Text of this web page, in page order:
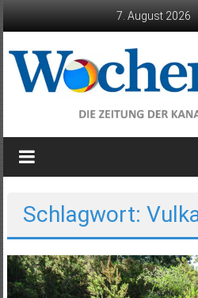
7. August 2026
Wochenblatt
die
Kanarischen
Inseln
Schlagwort: